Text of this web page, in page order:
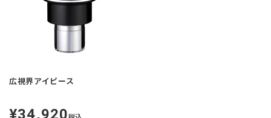
広視界アイピース
定
¥34,920